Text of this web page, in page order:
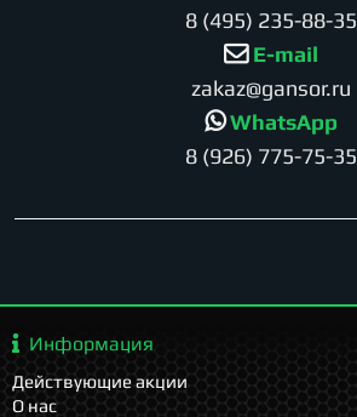
8 (495) 235-88-35
E-mail
zakaz@gansor.ru
WhatsApp
8 (926) 775-75-35
Информация
Действующие акции
О нас